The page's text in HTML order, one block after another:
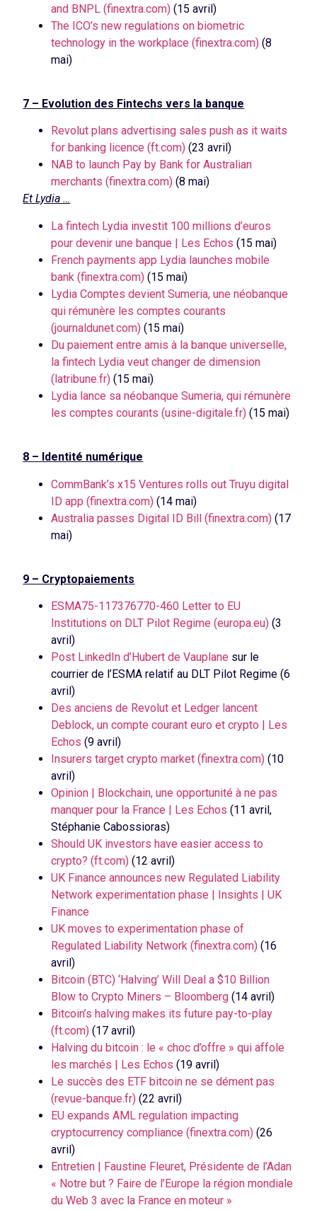
and BNPL (finextra.com) (15 avril)
The ICO’s new regulations on biometric
technology in the workplace (finextra.com) (8
mai)
7 – Evolution des Fintechs vers la banque
Revolut plans advertising sales push as it waits
for banking licence (ft.com) (23 avril)
NAB to launch Pay by Bank for Australian
merchants (finextra.com) (8 mai)
Et Lydia …
La fintech Lydia investit 100 millions d’euros
pour devenir une banque | Les Echos (15 mai)
French payments app Lydia launches mobile
bank (finextra.com) (15 mai)
Lydia Comptes devient Sumeria, une néobanque
qui rémunère les comptes courants
(journaldunet.com) (15 mai)
Du paiement entre amis à la banque universelle,
la fintech Lydia veut changer de dimension
(latribune.fr) (15 mai)
Lydia lance sa néobanque Sumeria, qui rémunère
les comptes courants (usine-digitale.fr) (15 mai)
8 – Identité numérique
CommBank’s x15 Ventures rolls out Truyu digital
ID app (finextra.com) (14 mai)
Australia passes Digital ID Bill (finextra.com) (17
mai)
9 – Cryptopaiements
ESMA75-117376770-460 Letter to EU
Institutions on DLT Pilot Regime (europa.eu) (3
avril)
Post LinkedIn d’Hubert de Vauplane sur le
courrier de l’ESMA relatif au DLT Pilot Regime (6
avril)
Des anciens de Revolut et Ledger lancent
Deblock, un compte courant euro et crypto | Les
Echos (9 avril)
Insurers target crypto market (finextra.com) (10
avril)
Opinion | Blockchain, une opportunité à ne pas
manquer pour la France | Les Echos (11 avril,
Stéphanie Cabossioras)
Should UK investors have easier access to
crypto? (ft.com) (12 avril)
UK Finance announces new Regulated Liability
Network experimentation phase | Insights | UK
Finance
UK moves to experimentation phase of
Regulated Liability Network (finextra.com) (16
avril)
Bitcoin (BTC) ‘Halving’ Will Deal a $10 Billion
Blow to Crypto Miners – Bloomberg (14 avril)
Bitcoin’s halving makes its future pay-to-play
(ft.com) (17 avril)
Halving du bitcoin : le « choc d’offre » qui affole
les marchés | Les Echos (19 avril)
Le succès des ETF bitcoin ne se dément pas
(revue-banque.fr) (22 avril)
EU expands AML regulation impacting
cryptocurrency compliance (finextra.com) (26
avril)
Entretien | Faustine Fleuret, Présidente de l’Adan
« Notre but ? Faire de l’Europe la région mondiale
du Web 3 avec la France en moteur »